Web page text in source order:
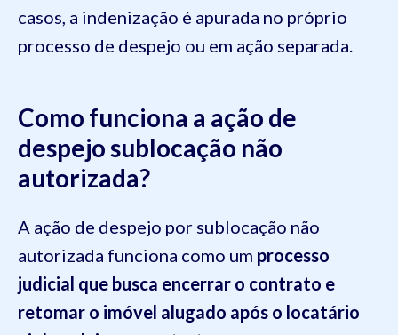
casos, a indenização é apurada no próprio
processo de despejo ou em ação separada.
Como funciona a ação de
despejo sublocação não
autorizada?
A ação de despejo por sublocação não
autorizada funciona como um processo
judicial que busca encerrar o contrato e
retomar o imóvel alugado após o locatário